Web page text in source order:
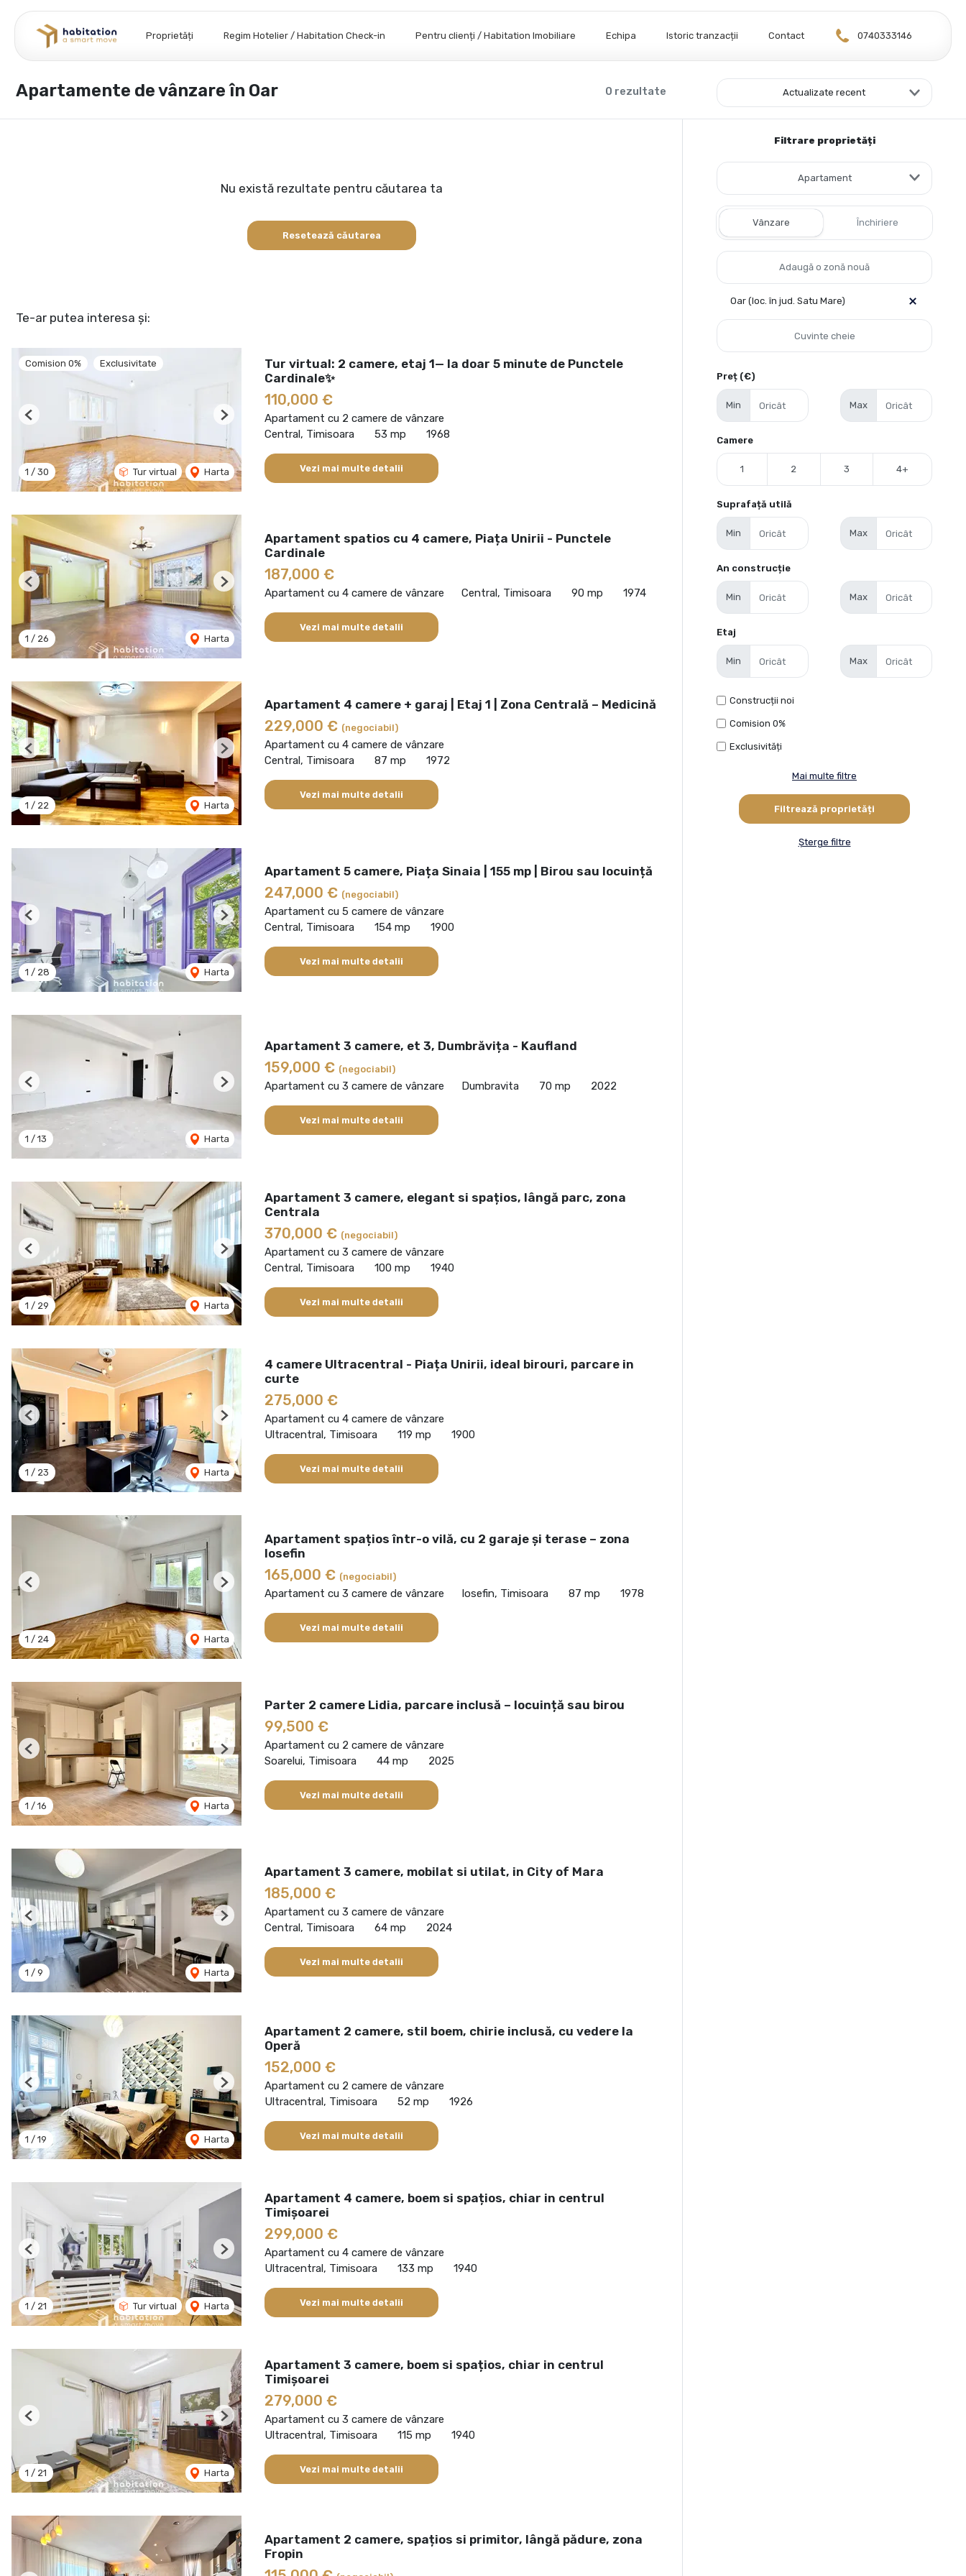
Proprietăți Regim Hotelier / Habitation Check-in Pentru clienți / Habitation Imobiliare Echipa Istoric tranzacții Contact 0740333146
0 rezultate
Apartamente de vânzare în Oar Actualizate recent
Nu există rezultate pentru căutarea ta
Resetează căutarea
Te-ar putea interesa și:
Comision 0% Exclusivitate
1 / 30 Tur virtual Harta
Previous Next
Tur virtual: 2 camere, etaj 1— la doar 5 minute de Punctele
Cardinale✨
110,000 €
Apartament cu 2 camere de vânzare
Central, Timisoara
53 mp 1968
Vezi mai multe detalii
1 / 26 Harta
Previous Next
Apartament spatios cu 4 camere, Piața Unirii - Punctele
Cardinale
187,000 €
Apartament cu 4 camere de vânzare Central, Timisoara 90 mp 1974
Vezi mai multe detalii
1 / 22 Harta
Previous Next
Apartament 4 camere + garaj | Etaj 1 | Zona Centrală – Medicină
229,000 € (negociabil)
Apartament cu 4 camere de vânzare
Central, Timisoara
87 mp 1972
Vezi mai multe detalii
1 / 28 Harta
Previous Next
Apartament 5 camere, Piața Sinaia | 155 mp | Birou sau locuință
247,000 € (negociabil)
Apartament cu 5 camere de vânzare
Central, Timisoara
154 mp 1900
Vezi mai multe detalii
1 / 13 Harta
Previous Next
Apartament 3 camere, et 3, Dumbrăvița - Kaufland
159,000 € (negociabil)
Apartament cu 3 camere de vânzare Dumbravita 70 mp 2022
Vezi mai multe detalii
1 / 29 Harta
Previous Next
Apartament 3 camere, elegant si spațios, lângă parc, zona
Centrala
370,000 € (negociabil)
Apartament cu 3 camere de vânzare
Central, Timisoara
100 mp 1940
Vezi mai multe detalii
1 / 23 Harta
Previous Next
4 camere Ultracentral - Piața Unirii, ideal birouri, parcare in
curte
275,000 €
Apartament cu 4 camere de vânzare
Ultracentral, Timisoara
119 mp 1900
Vezi mai multe detalii
1 / 24 Harta
Previous Next
Apartament spațios într-o vilă, cu 2 garaje și terase – zona
Iosefin
165,000 € (negociabil)
Apartament cu 3 camere de vânzare Iosefin, Timisoara 87 mp 1978
Vezi mai multe detalii
1 / 16 Harta
Previous Next
Parter 2 camere Lidia, parcare inclusă – locuință sau birou
99,500 €
Apartament cu 2 camere de vânzare
Soarelui, Timisoara
44 mp 2025
Vezi mai multe detalii
1 / 9 Harta
Previous Next
Apartament 3 camere, mobilat si utilat, in City of Mara
185,000 €
Apartament cu 3 camere de vânzare
Central, Timisoara
64 mp 2024
Vezi mai multe detalii
1 / 19 Harta
Previous Next
Apartament 2 camere, stil boem, chirie inclusă, cu vedere la
Operă
152,000 €
Apartament cu 2 camere de vânzare
Ultracentral, Timisoara
52 mp 1926
Vezi mai multe detalii
1 / 21 Tur virtual Harta
Previous Next
Apartament 4 camere, boem si spațios, chiar in centrul
Timișoarei
299,000 €
Apartament cu 4 camere de vânzare
Ultracentral, Timisoara
133 mp 1940
Vezi mai multe detalii
1 / 21 Harta
Previous Next
Apartament 3 camere, boem si spațios, chiar in centrul
Timișoarei
279,000 €
Apartament cu 3 camere de vânzare
Ultracentral, Timisoara
115 mp 1940
Vezi mai multe detalii
Apartament 2 camere, spațios si primitor, lângă pădure, zona
Fropin
Filtrare proprietăți
Apartament
Vânzare Închiriere
Oar (loc. în jud. Satu Mare)
Preț (€)
Min Max
Camere
1 2 3 4+
Suprafață utilă
Min Max
An construcție
Min Max
Etaj
Min Max
Construcții noi
Comision 0%
Exclusivități
Mai multe filtre
Șterge filtre